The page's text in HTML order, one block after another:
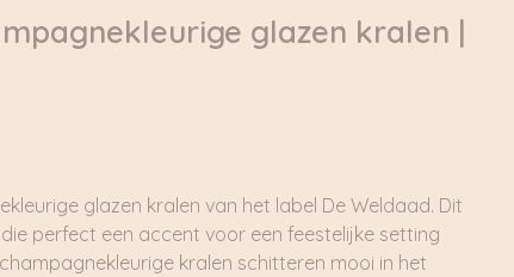
glazen kralen |
glazen kralen van het label De Weldaad. Dit
perfect een accent voor een feestelijke setting
kralen schitteren mooi in het